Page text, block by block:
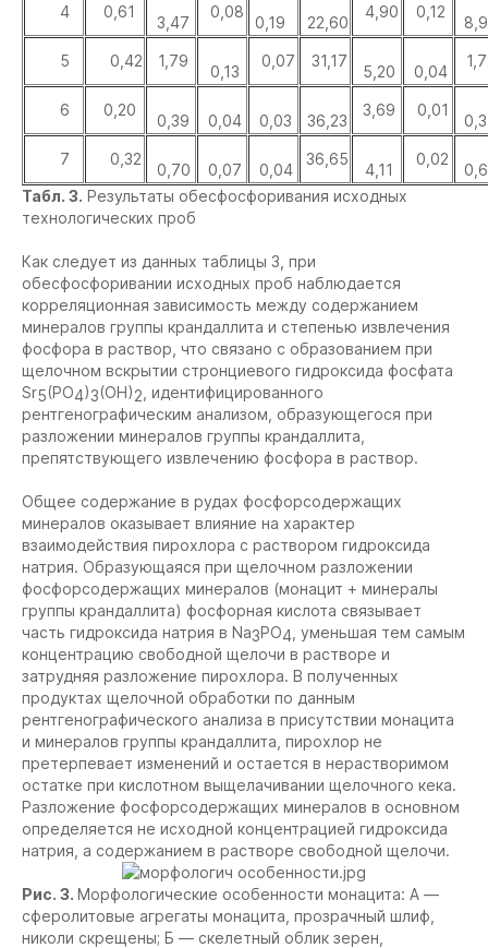
4 0,61
3,47
0,08
0,19 22,60
4,90 0,12
5 0,42 1,79
0,13
0,07 31,17
5,20 0,04
6 0,20
0,39 0,04 0,03 36,23
3,69 0,01
7 0,32
0,70 0,07 0,04
36,65
4,11
0,02
Табл. 3. Результаты обесфосфоривания исходных
технологических проб
Как следует из данных таблицы 3, при
обесфосфоривании исходных проб наблюдается
корреляционная зависимость между содержанием
минералов группы крандаллита и степенью извлечения
фосфора в раствор, что связано с образованием при
щелочном вскрытии стронциевого гидроксида фосфата
Sr5(PO4)3(OH)2 , идентифицированного
рентгенографическим анализом, образующегося при
разложении минералов группы крандаллита,
препятствующего извлечению фосфора в раствор.
Общее содержание в рудах фосфорсодержащих
минералов оказывает влияние на характер
взаимодействия пирохлора с раствором гидроксида
натрия. Образующаяся при щелочном разложении
фосфорсодержащих минералов (монацит + минералы
группы крандаллита) фосфорная кислота связывает
часть гидроксида натрия в Na3PO4 , уменьшая тем самым
концентрацию свободной щелочи в растворе и
затрудняя разложение пирохлора. В полученных
продуктах щелочной обработки по данным
рентгенографического анализа в присутствии монацита
и минералов группы крандаллита, пирохлор не
претерпевает изменений и остается в нерастворимом
остатке при кислотном выщелачивании щелочного кека.
Разложение фосфорсодержащих минералов в основном
определяется не исходной концентрацией гидроксида
натрия, а содержанием в растворе свободной щелочи.
Рис. 3. Морфологические особенности монацита: А —
сферолитовые агрегаты монацита, прозрачный шлиф,
николи скрещены; Б — скелетный облик зерен,